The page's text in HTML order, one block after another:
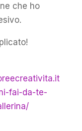
che ho
fai-da-te-